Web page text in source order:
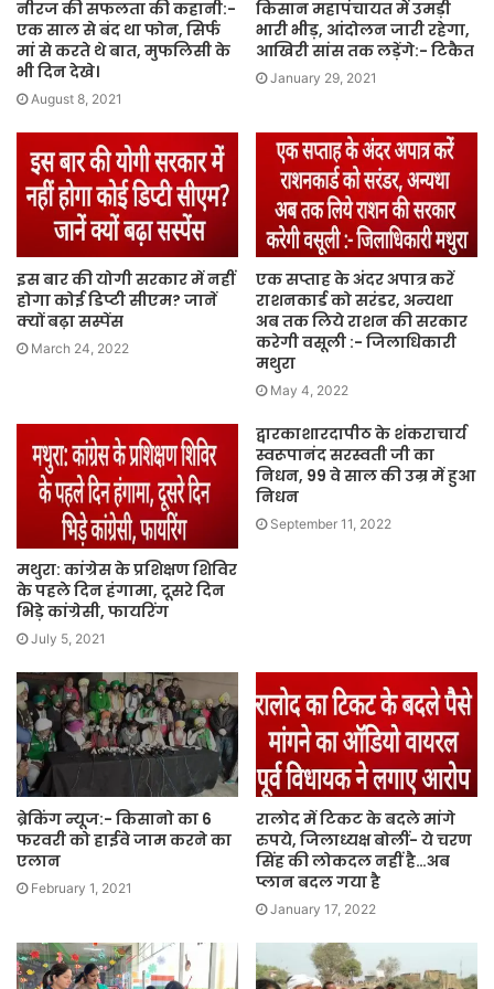
नीरज की सफलता की कहानी:-
एक साल से बंद था फोन, सिर्फ
मां से करते थे बात, मुफलिसी के
भी दिन देखे।
August 8, 2021
किसान महापंचायत में उमड़ी
भारी भीड़, आंदोलन जारी रहेगा,
आखिरी सांस तक लड़ेंगे:- टिकैत
January 29, 2021
इस बार की योगी सरकार में नहीं
होगा कोई डिप्टी सीएम? जानें
क्यों बढ़ा सस्पेंस
March 24, 2022
एक सप्ताह के अंदर अपात्र करें
राशनकार्ड को सरंडर, अन्यथा
अब तक लिये राशन की सरकार
करेगी वसूली :- जिलाधिकारी
मथुरा
May 4, 2022
मथुरा: कांग्रेस के प्रशिक्षण शिविर
के पहले दिन हंगामा, दूसरे दिन
भिड़े कांग्रेसी, फायरिंग
July 5, 2021
द्वारकाशारदापीठ के शंकराचार्य
स्वरूपानंद सरस्वती जी का
निधन, 99 वे साल की उम्र में हुआ
निधन
September 11, 2022
ब्रेकिंग न्यूज:- किसानो का 6
फरवरी को हाईवे जाम करने का
एलान
February 1, 2021
रालोद में टिकट के बदले मांगे
रुपये, जिलाध्यक्ष बोलीं- ये चरण
सिंह की लोकदल नहीं है…अब
प्लान बदल गया है
January 17, 2022